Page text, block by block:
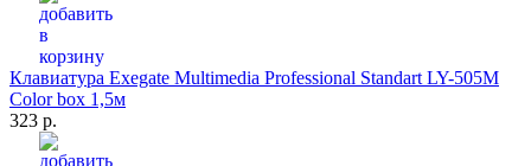
Клавиатура Exegate Multimedia Professional Standart LY-505M
Color box 1,5м
323 р.